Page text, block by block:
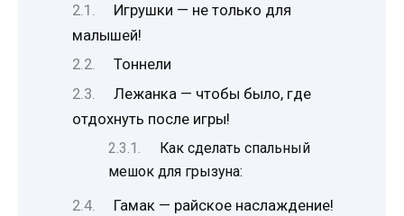
Игрушки — не только для
малышей!
Тоннели
Лежанка — чтобы было, где
отдохнуть после игры!
Как сделать спальный
мешок для грызуна:
Гамак — райское наслаждение!